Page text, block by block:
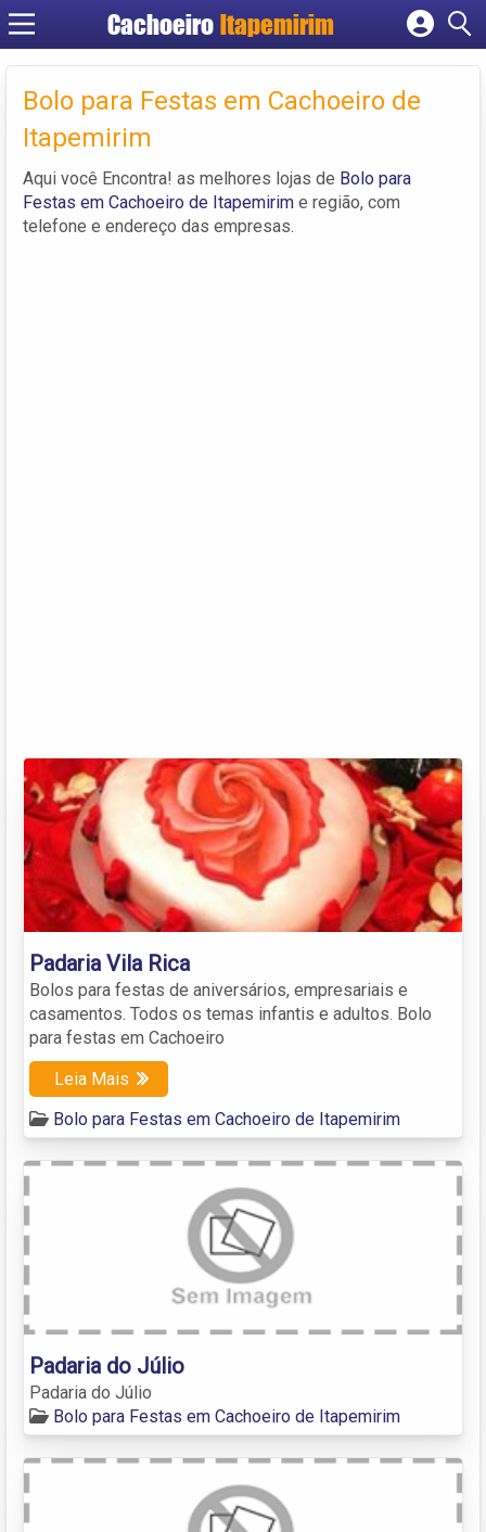
Cachoeiro Itapemirim
Cadastrar empresa
Criar conta
Bolo para Festas em Cachoeiro de
Itapemirim
Aqui você Encontra! as melhores lojas de Bolo para
Festas em Cachoeiro de Itapemirim e região, com
telefone e endereço das empresas.
Padaria Vila Rica
Bolos para festas de aniversários, empresariais e
casamentos. Todos os temas infantis e adultos. Bolo
para festas em Cachoeiro
Leia Mais
Bolo para Festas em Cachoeiro de Itapemirim
Padaria do Júlio
Padaria do Júlio
Bolo para Festas em Cachoeiro de Itapemirim